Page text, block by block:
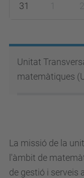
31 1 2
Unitat
matemàtiques
La missió de la
l'àmbit de
de gestió i serveis